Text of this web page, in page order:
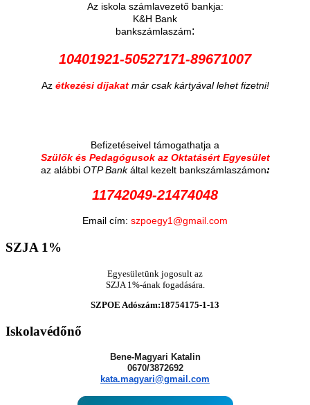
Az iskola számlavezető bankja:
K&H Bank
bankszámlaszám:
10401921-50527171-89671007
Az étkezési díjakat már csak kártyával lehet fizetni!
Befizetéseivel támogathatja a
Szülők és Pedagógusok az Oktatásért Egyesület
az alábbi OTP Bankáltal kezelt bankszámlaszámon:
11742049-21474048
Email cím: szpoegy1@gmail.com
SZJA 1%
Egyesületünk jogosult az
SZJA 1%-ának fogadására.
SZPOE Adószám:18754175-1-13
Iskolavédőnő
Bene-Magyari Katalin
0670/3872692
kata.magyari@gmail.com